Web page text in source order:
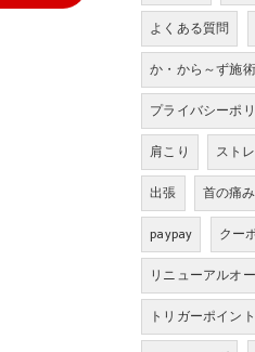
よくある質問
か・から～ず施
プライバシーポ
肩こり
スト
出張
首の痛み
paypay
クー
リニューアルオ
トリガーポイント